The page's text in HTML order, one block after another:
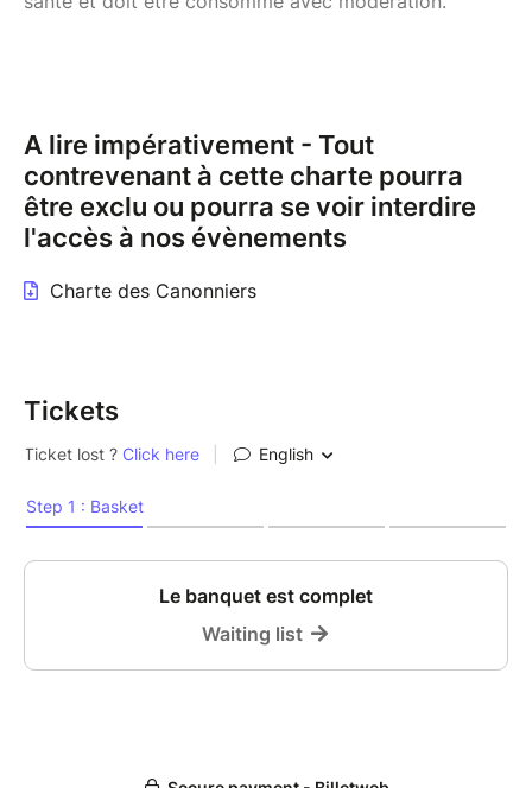
A lire impérativement - Tout
contrevenant à cette charte pourra
être exclu ou pourra se voir interdire
l'accès à nos évènements
Charte des Canonniers
Tickets